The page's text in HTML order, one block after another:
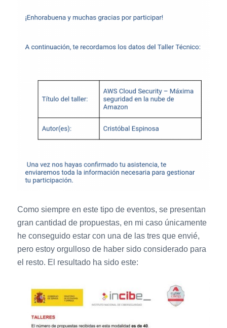
Como siempre en este tipo de eventos, se presentan
gran cantidad de propuestas, en mi caso únicamente
he conseguido estar con una de las tres que envié,
pero estoy orgulloso de haber sido considerado para
el resto. El resultado ha sido este: